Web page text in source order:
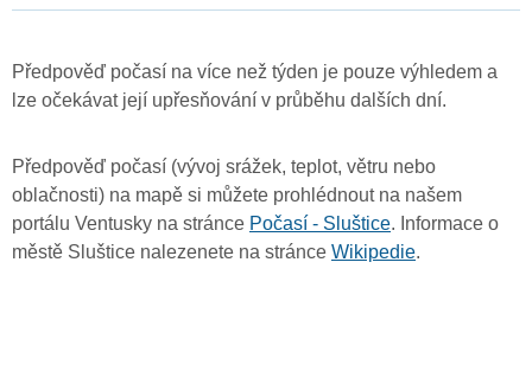
Předpověď počasí na více než týden je pouze výhledem a
lze očekávat její upřesňování v průběhu dalších dní.
Předpověď počasí (vývoj srážek, teplot, větru nebo
oblačnosti) na mapě si můžete prohlédnout na našem
portálu Ventusky na stránce Počasí - Sluštice. Informace o
městě Sluštice nalezenete na stránce Wikipedie.